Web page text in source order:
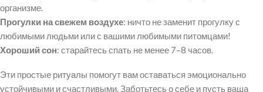
организме.
Прогулки на свежем воздухе: ничто не заменит прогулку с
любимыми людьми или с вашими любимыми питомцами!
Хороший сон: старайтесь спать не менее 7–8 часов.
Эти простые ритуалы помогут вам оставаться эмоционально
устойчивыми и счастливыми. Заботьтесь о себе и пусть ваша